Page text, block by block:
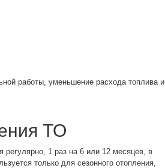
работы, уменьшение расхода топлива и
ТО
регулярно, 1 раз на 6 или 12 месяцев, в
только для сезонного отопления,